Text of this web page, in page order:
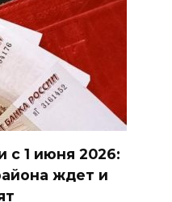
с 1 июня 2026:
ждет и